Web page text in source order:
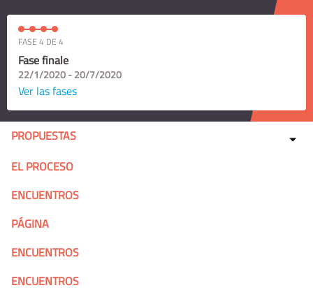
FASE 4 DE 4
Fase finale
22/1/2020 - 20/7/2020
Ver las fases
PROPUESTAS
EL PROCESO
ENCUENTROS
PÁGINA
ENCUENTROS
ENCUENTROS